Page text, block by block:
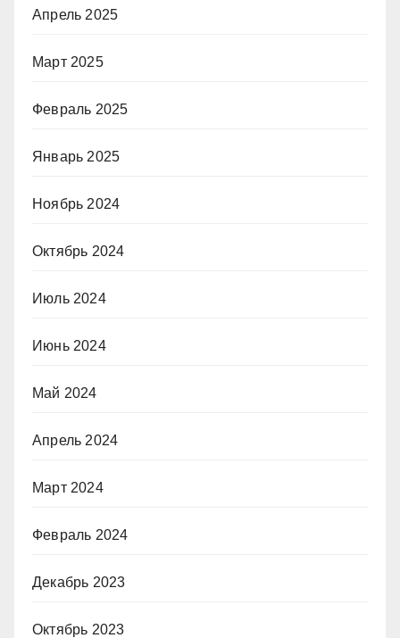
Апрель 2025
Март 2025
Февраль 2025
Январь 2025
Ноябрь 2024
Октябрь 2024
Июль 2024
Июнь 2024
Май 2024
Апрель 2024
Март 2024
Февраль 2024
Декабрь 2023
Октябрь 2023